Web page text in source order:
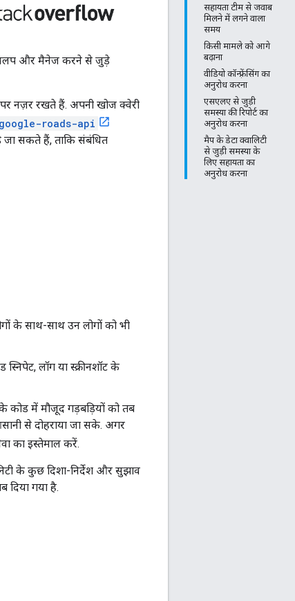
सहायता टीम से जवाब
मिलने में लगने वाला
समय
किसी मामले को आगे
बढ़ाना
वीडियो कॉन्फ़्रेंसिंग का
अनुरोध करना
एसएलए से जुड़ी
समस्या की रिपोर्ट का
अनुरोध करना
मैप के डेटा क्वालिटी
से जुड़ी समस्या के
लिए सहायता का
अनुरोध करना
और मैनेज करने से जुड़े
नज़र रखते हैं. अपनी खोज क्वेरी
google-roads-api
जा सकते हैं, ताकि संबंधित
के साथ-साथ उन लोगों को भी
लॉग या स्क्रीनशॉट के
कोड में मौजूद गड़बड़ियों को तब
से दोहराया जा सके. अगर
का इस्तेमाल करें.
के कुछ दिशा-निर्देश और सुझाव
गया है.